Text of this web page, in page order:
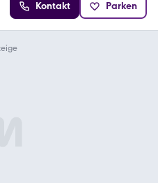
Kontakt Parken